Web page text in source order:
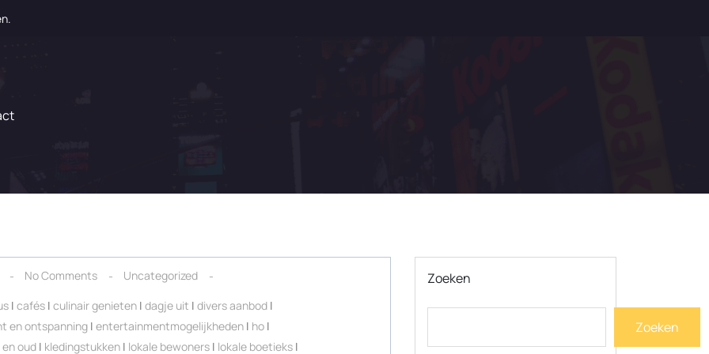
No Comments
Uncategorized
| cafés | culinair genieten | dagje uit | divers aanbod |
en ontspanning | entertainmentmogelijkheden | ho |
oud | kledingstukken | lokale bewoners | lokale boetieks |
Zoeken
Zoeken